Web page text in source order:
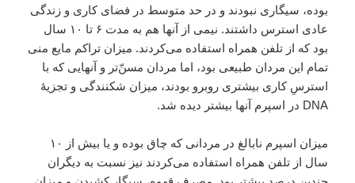
بوده، سیگاری نبودند و در حد متوسط در فضای کاری و زندگی
عادی استرس داشتند. نیمی از آنها هم به مدت ۶ تا ۱۰ سال
بود که از تلفن همراه استفاده می‌کردند. میزان تراکم مایع منی
تمام این مردان طبیعی بود، اما مردان مسنّ‌تر و آنهایی که با
استرسِ کاری بیشتری روبرو بودند، میزان شکنندگی و تجزیهٔ
DNA در اسپرم آنها بیشتر دیده شد.
میزان اسپرم نابالغ در مردانی که چاق بوده و یا بیش از ۱۰
سال از تلفن همراه استفاده می‌کردند نیز نسبت به دیگران